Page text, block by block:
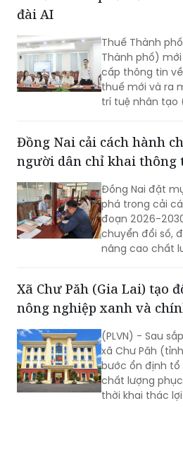
đài AI
Thuế Thành
Thành phố)
cấp thông tin
thuế mới và ra
trí tuệ nhân tạo
Đồng Nai cải cách hành
người dân chỉ khai thông
Đồng Nai đặt
phá trong cải
đoạn 2026-
chuyển đổi số,
nâng cao chất
người dân và
Xã Chư Păh (Gia Lai) tạo
nông nghiệp xanh và
(PLVN) - Sau
xã Chư Păh
bước ổn định
chất lượng
thời khai thác